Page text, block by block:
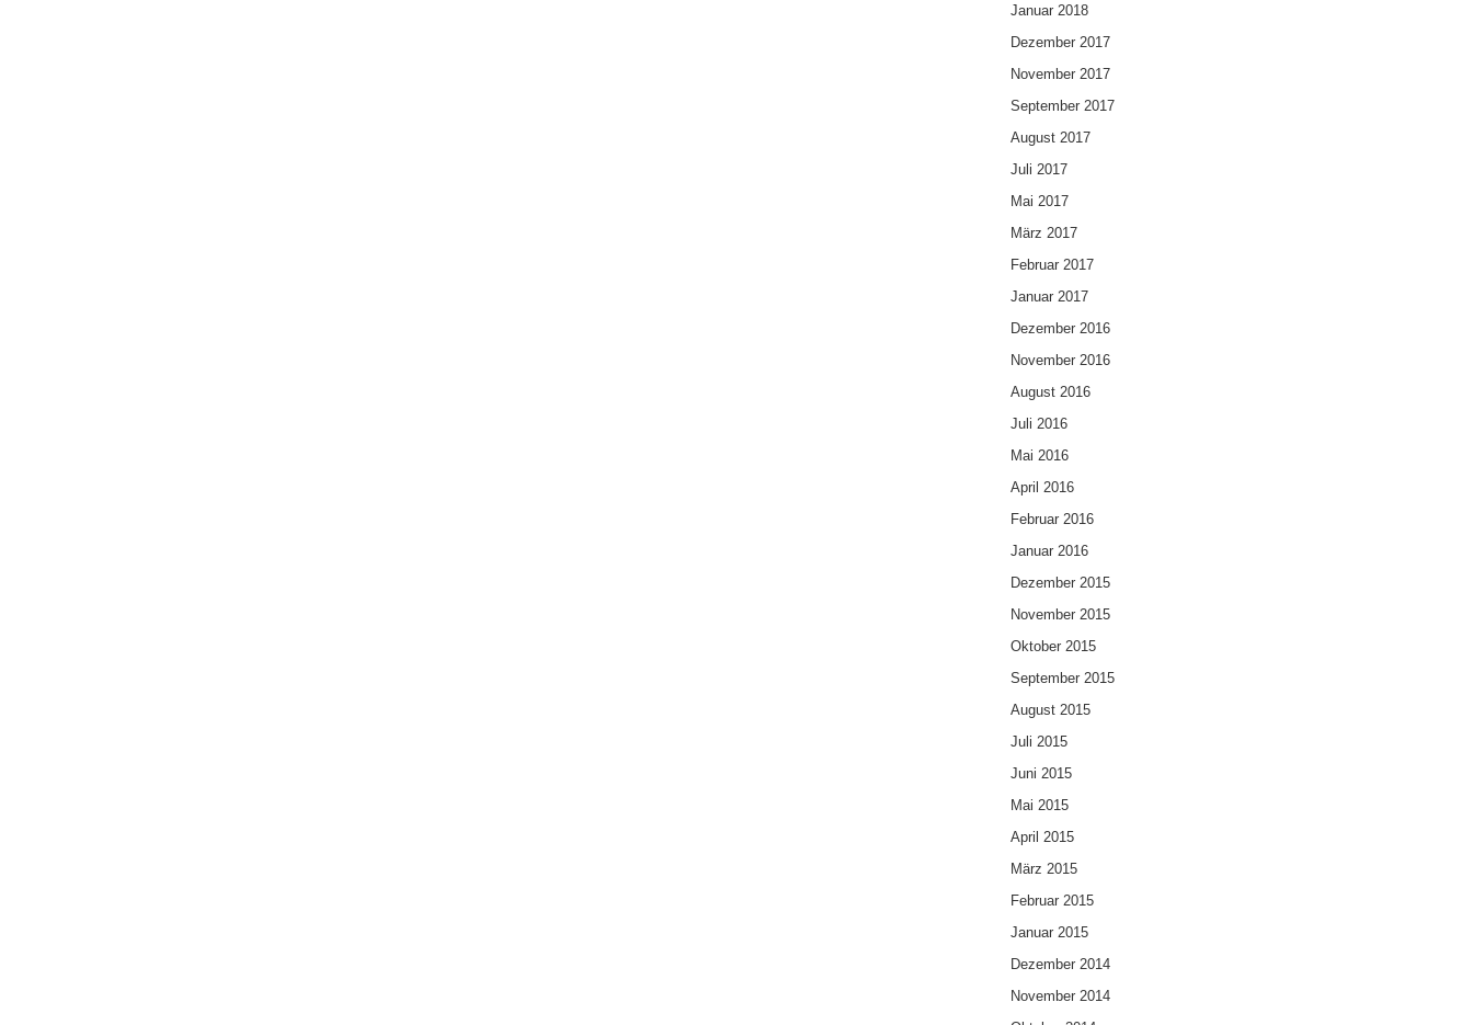
Januar 2018
Dezember 2017
November 2017
September 2017
August 2017
Juli 2017
Mai 2017
März 2017
Februar 2017
Januar 2017
Dezember 2016
November 2016
August 2016
Juli 2016
Mai 2016
April 2016
Februar 2016
Januar 2016
Dezember 2015
November 2015
Oktober 2015
September 2015
August 2015
Juli 2015
Juni 2015
Mai 2015
April 2015
März 2015
Februar 2015
Januar 2015
Dezember 2014
November 2014